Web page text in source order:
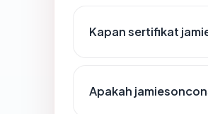
Kapan sertifikat
Apakah